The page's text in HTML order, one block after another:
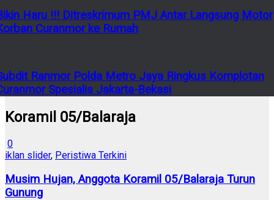
Haru !!! Ditreskrimum PMJ Antar Langsung Motor
Curanmor ke Rumah
Ranmor Polda Metro Jaya Ringkus Komplotan
Spesialis Jakarta-Bekasi
Koramil 05/Balaraja
0
iklan slider, Peristiwa Terkini
Musim Hujan, Anggota Koramil 05/Balaraja Turun
Gunung